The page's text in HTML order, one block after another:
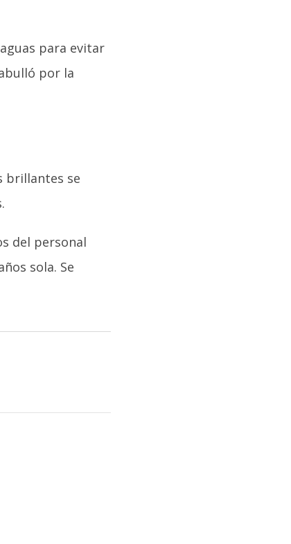
para evitar
por la
brillantes se
del personal
sola. Se